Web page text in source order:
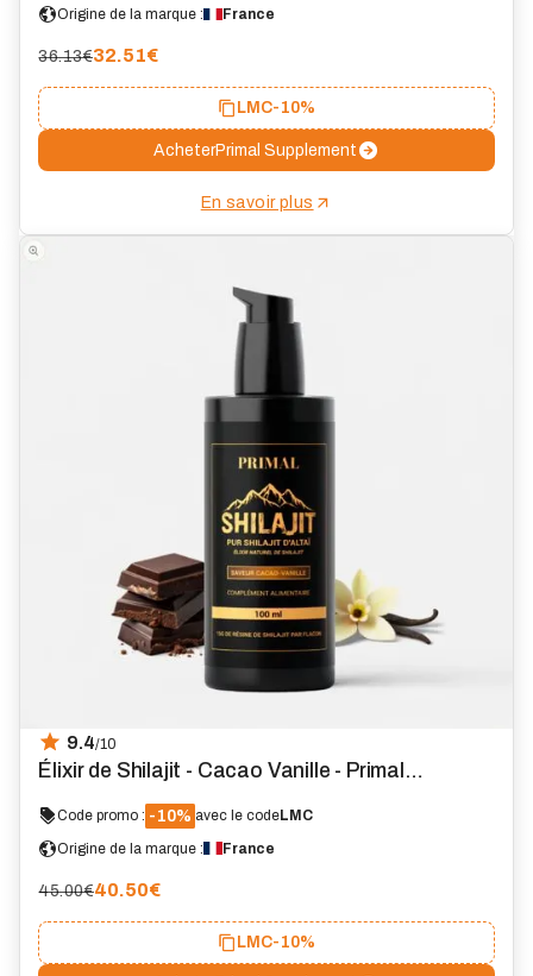
Origine de la marque : France
36.13€32.51€
LMC-10%
AcheterPrimal Supplement
En savoir plus
9.4/10
Élixir de Shilajit - Cacao Vanille - Primal
Supplements
Code promo : -10% avec le codeLMC
Origine de la marque :
France
45.00€40.50€
LMC-10%